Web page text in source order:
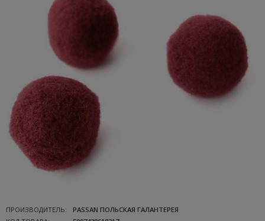
ПРОИЗВОДИТЕЛЬ:
PASSAN ПОЛЬСКАЯ ГАЛАНТЕРЕЯ